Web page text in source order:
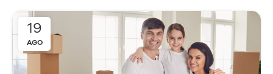
19
AGO